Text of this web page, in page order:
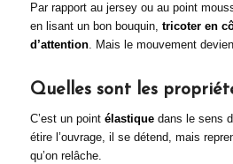
Par rapport au jersey ou au point
en lisant un bon bouquin, tricoter en
d’attention. Mais le mouvement
Quelles sont les
C’est un point élastiquedans le sens
étire l’ouvrage, il se détend, mais
qu’on relâche.